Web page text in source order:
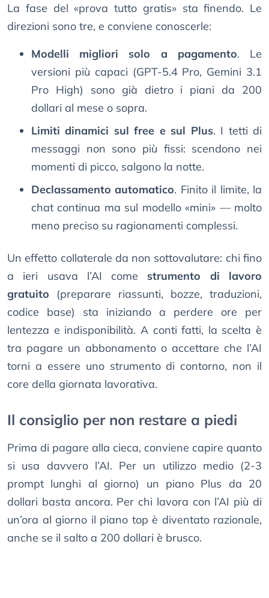
La fase del «prova tutto gratis» sta finendo. Le
direzioni sono tre, e conviene conoscerle:
Modelli migliori solo a pagamento. Le
versioni più capaci (GPT-5.4 Pro, Gemini 3.1
Pro High) sono già dietro i piani da 200
dollari al mese o sopra.
Limiti dinamici sul free e sul Plus. I tetti di
messaggi non sono più fissi: scendono nei
momenti di picco, salgono la notte.
Declassamento automatico. Finito il limite, la
chat continua ma sul modello «mini» — molto
meno preciso su ragionamenti complessi.
Un effetto collaterale da non sottovalutare: chi fino
a ieri usava l’AI come strumento di lavoro
gratuito (preparare riassunti, bozze, traduzioni,
codice base) sta iniziando a perdere ore per
lentezza e indisponibilità. A conti fatti, la scelta è
tra pagare un abbonamento o accettare che l’AI
torni a essere uno strumento di contorno, non il
core della giornata lavorativa.
Il consiglio per non restare a piedi
Prima di pagare alla cieca, conviene capire quanto
si usa davvero l’AI. Per un utilizzo medio (2-3
prompt lunghi al giorno) un piano Plus da 20
dollari basta ancora. Per chi lavora con l’AI più di
un’ora al giorno il piano top è diventato razionale,
anche se il salto a 200 dollari è brusco.